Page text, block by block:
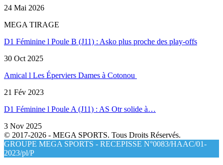
24 Mai 2026
MEGA TIRAGE
D1 Féminine l Poule B (J11) : Asko plus proche des play-offs
30 Oct 2025
Amical l Les Éperviers Dames à Cotonou
21 Fév 2023
D1 Féminine l Poule A (J11) : AS Otr solide à…
3 Nov 2025
© 2017-2026 - MEGA SPORTS. Tous Droits Réservés.
GROUPE MEGA SPORTS - RECEPISSE N°0083/HAAC/01-
2023/pl/P